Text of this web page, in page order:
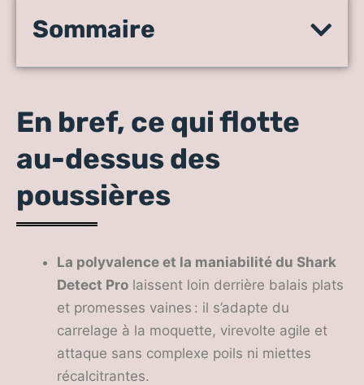
Aspirateur Shark Detect Pro
connaître avant d’acheter
Sommaire
En bref, ce qui flotte
au-dessus des
poussières
La polyvalence et la maniabilité du Shark
Detect Pro laissent loin derrière balais plats
et promesses vaines : il s’adapte du
carrelage à la moquette, virevolte agile et
attaque sans complexe poils ni miettes
récalcitrantes.